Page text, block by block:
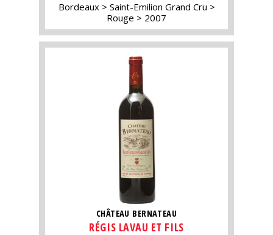
Bordeaux
Saint-Emilion Grand Cru
Rouge
2007
CHÂTEAU BERNATEAU
RÉGIS LAVAU ET FILS